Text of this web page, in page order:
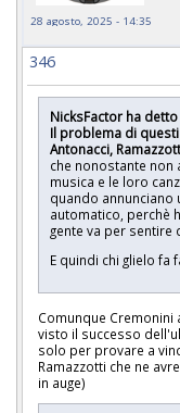
28 agosto, 2025 - 14:35
346
NicksFactor ha detto
Il problema di
Antonacci,
che nonostante non
musica e le loro
quando annunciano
automatico, perchè
gente va per sentire
E quindi chi glielo fa
Comunque Cremonini
visto il successo
solo per provare a
Ramazzotti che ne
in auge)